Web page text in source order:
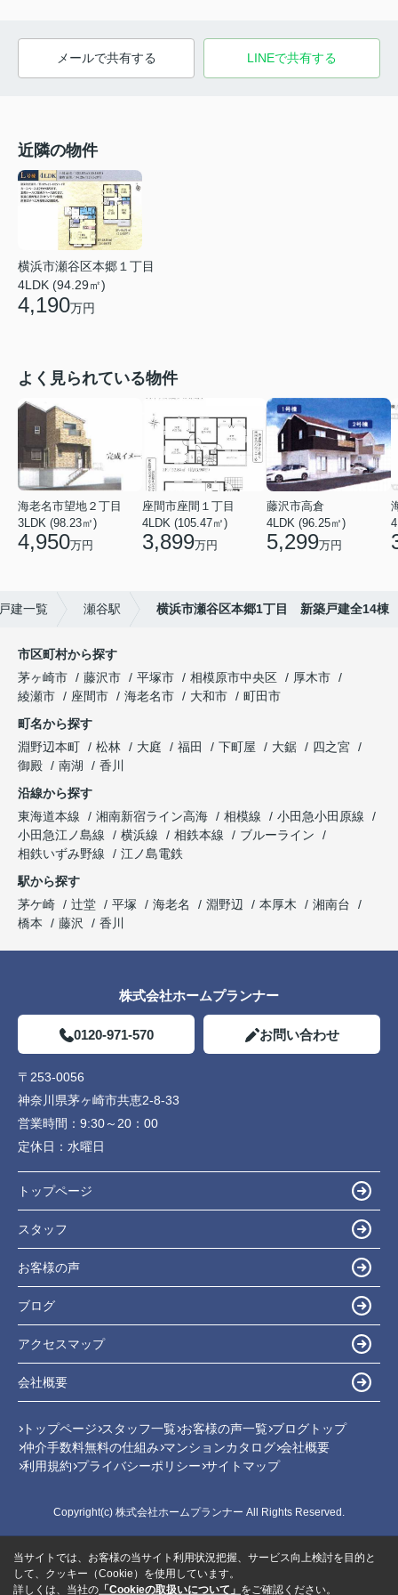
メールで共有する LINEで共有する
近隣の物件
横浜市瀬谷区本郷１丁目
4LDK (94.29㎡)
4,190万円
よく見られている物件
海老名市望地２丁目
3LDK (98.23㎡)
4,950万円
座間市座間１丁目
4LDK (105.47㎡)
3,899万円
藤沢市高倉
4LDK (96.25㎡)
5,299万円
建一覧 瀬谷駅 横浜市瀬谷区本郷1丁目 新築戸建全14棟
市区町村から探す
茅ヶ崎市
藤沢市 平塚市 相模原市中央区
厚木市
綾瀬市
座間市 海老名市 大和市
町田市
町名から探す
淵野辺本町
松林 大庭 福田 下町屋 大鋸
四之宮
御殿
南湖
香川
沿線から探す
東海道本線
湘南新宿ライン高海 相模線
小田急小田原線
小田急江ノ島線
横浜線 相鉄本線
ブルーライン
相鉄いずみ野線
江ノ島電鉄
駅から探す
茅ケ崎
辻堂 平塚 海老名 淵野辺 本厚木
湘南台
橋本
藤沢 香川
株式会社ホームプランナー
0120-971-570 お問い合わせ
〒253-0056
神奈川県茅ヶ崎市共恵2-8-33
営業時間： 9:30～20：00
定休日： 水曜日
トップページ
スタッフ
お客様の声
ブログ
アクセスマップ
会社概要
トップページ スタッフ一覧 お客様の声一覧 ブログトップ
仲介手数料無料の仕組み マンションカタログ 会社概要
利用規約 プライバシーポリシー サイトマップ
Copyright(c) 株式会社ホームプランナー All Rights Reserved.
当サイトでは、お客様の当サイト利用状況把握、サービス向上検討を目的と
して、クッキー（Cookie）を使用しています。
詳しくは、当社の 「Cookieの取扱いについて」 をご確認ください。